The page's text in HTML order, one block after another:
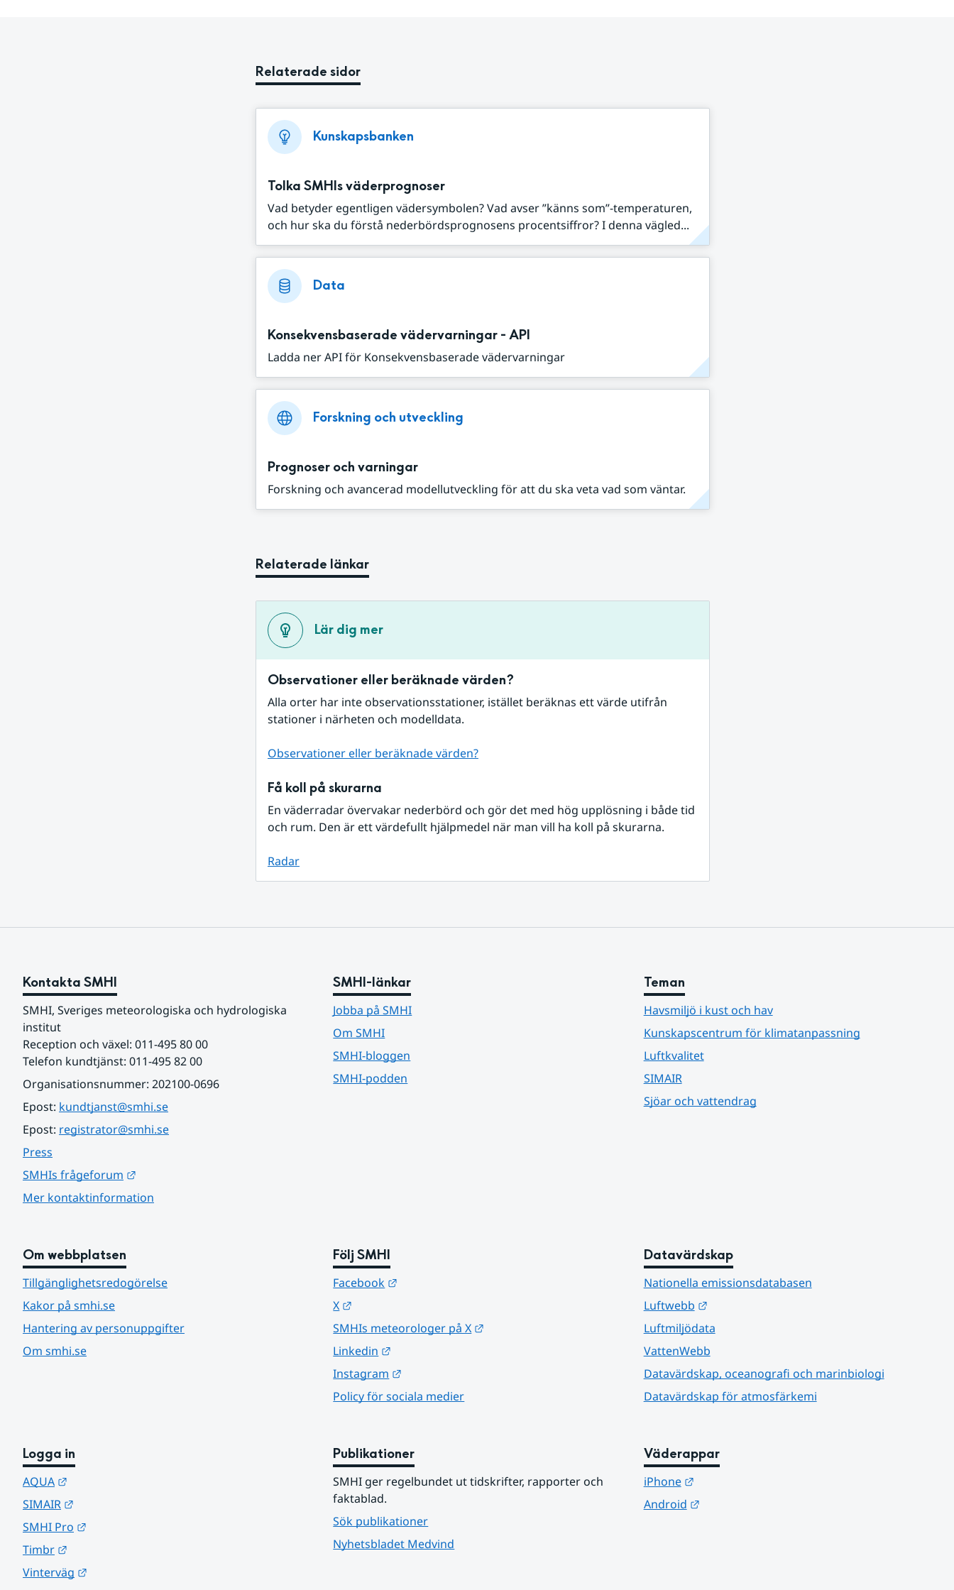
Relaterade sidor
Kunskapsbanken
Tolka SMHIs väderprognoser
Vad betyder egentligen vädersymbolen? Vad avser ”känns som”-temperaturen,
och hur ska du förstå nederbördsprognosens procentsiffror? I denna vägled...
Data
Konsekvensbaserade vädervarningar - API
Ladda ner API för Konsekvensbaserade vädervarningar
Forskning och utveckling
Prognoser och varningar
Forskning och avancerad modellutveckling för att du ska veta vad som väntar.
Relaterade länkar
Lär dig mer
Observationer eller beräknade värden?
Alla orter har inte observationsstationer, istället beräknas ett värde utifrån
stationer i närheten och modelldata.
Observationer eller beräknade värden?
Få koll på skurarna
En väderradar övervakar nederbörd och gör det med hög upplösning i både tid
och rum. Den är ett värdefullt hjälpmedel när man vill ha koll på skurarna.
Radar
Kontakta SMHI
SMHI, Sveriges meteorologiska och hydrologiska
institut
Reception och växel: 011-495 80 00
Telefon kundtjänst: 011-495 82 00
Organisationsnummer: 202100-0696
Epost: kundtjanst@smhi.se
Epost: registrator@smhi.se
Press
SMHIs frågeforum
Mer kontaktinformation
SMHI-länkar
Jobba på SMHI
Om SMHI
SMHI-bloggen
SMHI-podden
Teman
Havsmiljö i kust och hav
Kunskapscentrum för klimatanpassning
Luftkvalitet
SIMAIR
Sjöar och vattendrag
Om webbplatsen
Tillgänglighetsredogörelse
Kakor på smhi.se
Hantering av personuppgifter
Om smhi.se
Följ SMHI
Facebook
X
SMHIs meteorologer på X
Linkedin
Instagram
Policy för sociala medier
Datavärdskap
Nationella emissionsdatabasen
Luftwebb
Länk till annan webbplats.
Luftmiljödata
VattenWebb
Datavärdskap, oceanografi och marinbiologi
Datavärdskap för atmosfärkemi
Logga in
AQUA
SIMAIR
SMHI Pro
Timbr
Vinterväg
Publikationer
SMHI ger regelbundet ut tidskrifter, rapporter och
faktablad.
Sök publikationer
Nyhetsbladet Medvind
Väderappar
iPhone
Länk till annan webbplats.
Android
Länk till annan webbplats.